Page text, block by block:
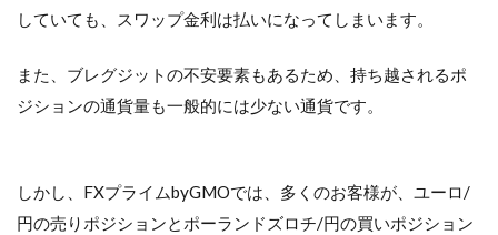
していても、スワップ金利は払いになってしまいます。
また、ブレグジットの不安要素もあるため、持ち越されるポ
ジションの通貨量も一般的には少ない通貨です。
しかし、FXプライムbyGMOでは、多くのお客様が、ユーロ/
円の売りポジションとポーランドズロチ/円の買いポジション